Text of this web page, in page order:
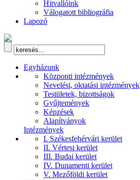
Hitvallóink
Válogatott bibliográfia
Lapozó
Egyházunk
Központi intézmények
Nevelési, oktatási intézmények
Testületek, bizottságok
Gyűjtemények
Képzések
Alapítványok
Intézmények
I. Székesfehérvári kerület
II. Vértesi kerület
III. Budai kerület
IV. Dunamenti kerület
V. Mezőföldi kerület